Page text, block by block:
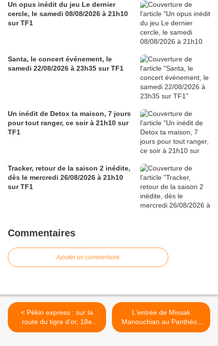
Un opus inédit du jeu Le dernier
cercle, le samedi 08/08/2026 à 21h10
sur TF1
Santa, le concert événement, le
samedi 22/08/2026 à 23h35 sur TF1
Un inédit de Detox ta maison, 7 jours
pour tout ranger, ce soir à 21h10 sur
TF1
Tracker, retour de la saison 2 inédite,
dès le mercredi 26/08/2026 à 21h10
sur TF1
Commentaires
Ajouter un commentaire
< Pékin express : sur la
route du tigre d’or, 18e
saison, étape 3, ce soir à
L'entrée de Missak
Manouchian au Panthéon
bien suivie sur Fr2 et